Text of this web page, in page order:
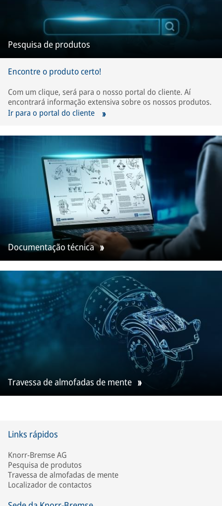
Pesquisa de produtos
Encontre o produto certo!
Com um clique, será para o nosso portal do cliente. Aí
encontrará informação extensiva sobre os nossos produtos.
Ir para o portal do cliente
Documentação técnica
Travessa de almofadas de mente
Links rápidos
Knorr-Bremse AG
Pesquisa de produtos
Travessa de almofadas de mente
Localizador de contactos